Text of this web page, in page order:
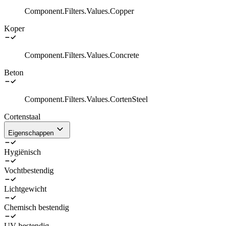
Component.Filters.Values.Copper
Koper
Component.Filters.Values.Concrete
Beton
Component.Filters.Values.CortenSteel
Cortenstaal
Eigenschappen
Hygiënisch
Vochtbestendig
Lichtgewicht
Chemisch bestendig